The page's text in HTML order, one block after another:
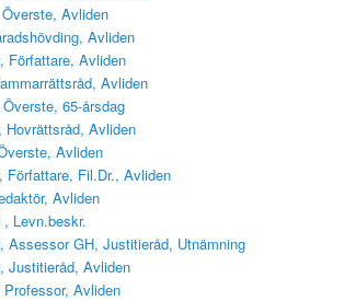
Avliden
Avliden
Författare, Avliden
Avliden
65-årsdag
Hovrättsråd, Avliden
Avliden
Författare, Fil.Dr., Avliden
Avliden
Levn.beskr.
Assessor GH, Justitieråd, Utnämning
Justitieråd, Avliden
Avliden